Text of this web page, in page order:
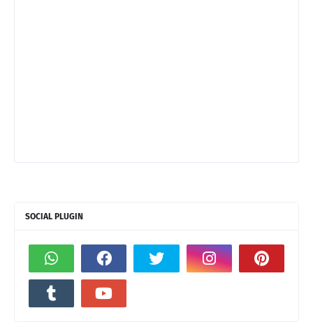
SOCIAL PLUGIN